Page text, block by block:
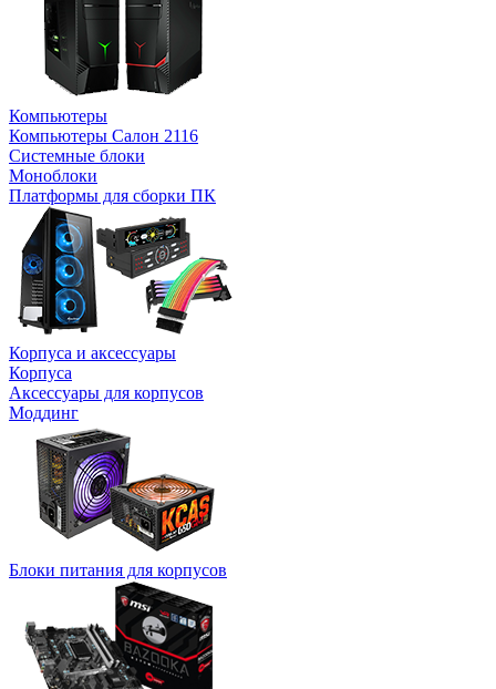
Компьютеры
Компьютеры Салон 2116
Системные блоки
Моноблоки
Платформы для сборки ПК
Корпуса и аксессуары
Корпуса
Аксессуары для корпусов
Моддинг
Блоки питания для корпусов